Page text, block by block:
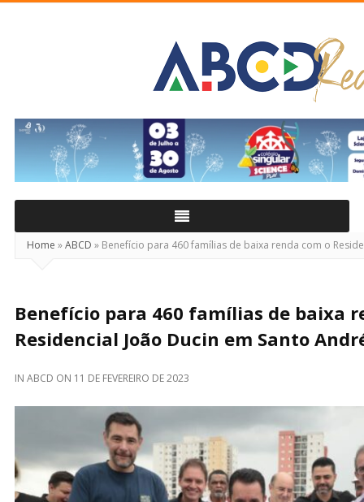
Real
Home »ABCD » Benefício para 460 famílias de baixa renda com o
Benefício para 460 famílias de baixa
Residencial João Ducin em Santo
IN ABCD ON 11 DE FEVEREIRO DE 2023